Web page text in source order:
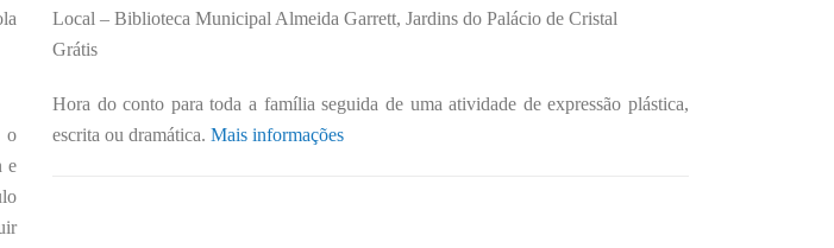
o
e
Local – Biblioteca Municipal Almeida Garrett, Jardins do Palácio de Cristal
Grátis
Hora do conto para toda a família seguida de uma atividade de expressão plástica,
escrita ou dramática. Mais informações